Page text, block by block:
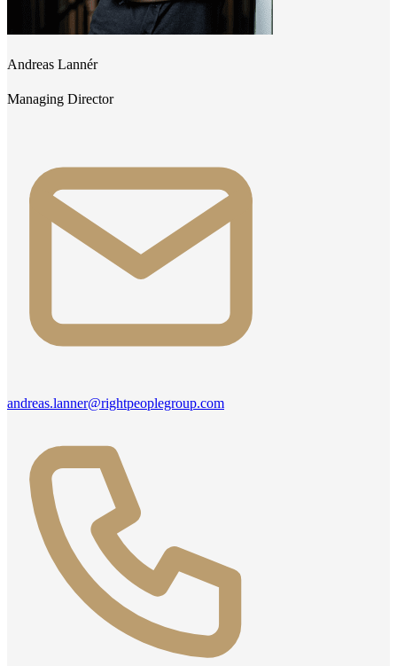
Andreas Lannér
Managing Director
andreas.lanner@rightpeoplegroup.com